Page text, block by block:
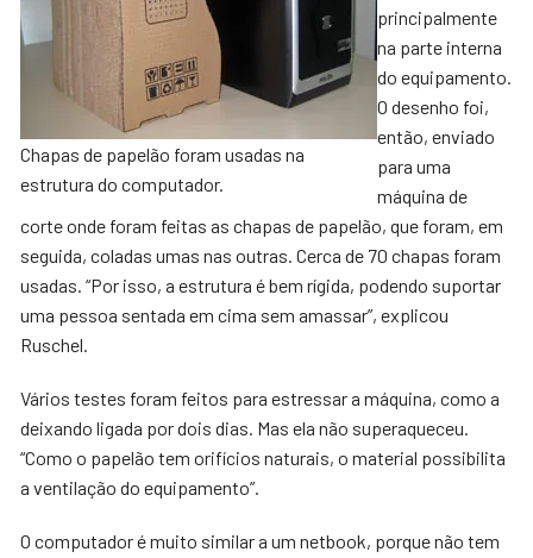
Chapas de papelão foram usadas na
estrutura do computador.
principalmente
na parte interna
do equipamento.
O desenho foi,
então, enviado
para uma
máquina de
corte onde foram feitas as chapas de papelão, que foram, em
seguida, coladas umas nas outras. Cerca de 70 chapas foram
usadas. “Por isso, a estrutura é bem rígida, podendo suportar
uma pessoa sentada em cima sem amassar”, explicou
Ruschel.
Vários testes foram feitos para estressar a máquina, como a
deixando ligada por dois dias. Mas ela não superaqueceu.
“Como o papelão tem orifícios naturais, o material possibilita
a ventilação do equipamento”.
O computador é muito similar a um netbook, porque não tem